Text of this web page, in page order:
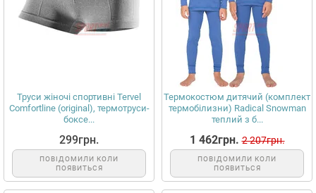
Труси жіночі спортивні Tervel
Comfortline (original), термотруси-
боксе...
299грн.
ПОВІДОМИЛИ КОЛИ
ПОЯВИТЬСЯ
Термокостюм дитячий (комплект
термобілизни) Radical Snowman
теплий з б...
1 462грн. 2 207грн.
ПОВІДОМИЛИ КОЛИ
ПОЯВИТЬСЯ